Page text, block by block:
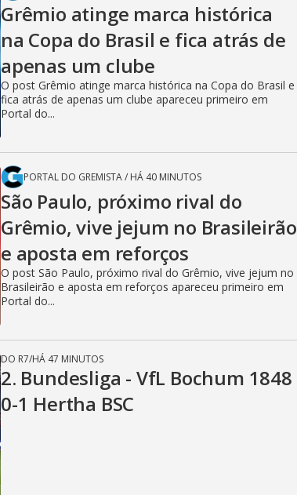
Grêmio atinge marca histórica
na Copa do Brasil e fica atrás de
apenas um clube
O post Grêmio atinge marca histórica na Copa do Brasil e
fica atrás de apenas um clube apareceu primeiro em
Portal do...
PORTAL DO GREMISTA/ HÁ 40 MINUTOS
São Paulo, próximo rival do
Grêmio, vive jejum no Brasileirão
e aposta em reforços
O post São Paulo, próximo rival do Grêmio, vive jejum no
Brasileirão e aposta em reforços apareceu primeiro em
Portal do...
DO R7/HÁ 47 MINUTOS
2. Bundesliga - VfL Bochum 1848
0-1 Hertha BSC